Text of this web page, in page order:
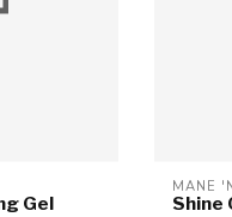
Gel
MANE
Shine